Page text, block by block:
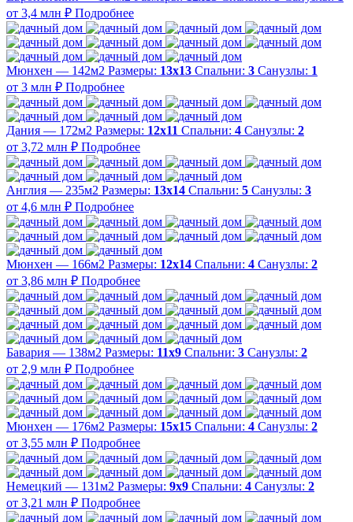
от 3,4 млн ₽ Подробнее
Мюнхен — 142м2 Размеры: 13х13 Спальни: 3 Санузлы: 1
от 3 млн ₽ Подробнее
Дания — 172м2 Размеры: 12х11 Спальни: 4 Санузлы: 2
от 3,72 млн ₽ Подробнее
Англия — 235м2 Размеры: 13х14 Спальни: 5 Санузлы: 3
от 4,6 млн ₽ Подробнее
Мюнхен — 166м2 Размеры: 12х14 Спальни: 4 Санузлы: 2
от 3,86 млн ₽ Подробнее
Бавария — 138м2 Размеры: 11х9 Спальни: 3 Санузлы: 2
от 2,9 млн ₽ Подробнее
Мюнхен — 176м2 Размеры: 15х15 Спальни: 4 Санузлы: 2
от 3,55 млн ₽ Подробнее
Немецкий — 131м2 Размеры: 9х9 Спальни: 4 Санузлы: 2
от 3,21 млн ₽ Подробнее